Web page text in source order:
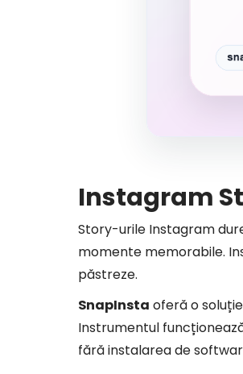
Instagram
Story-urile Instagram
momente memorabile.
păstreze.
SnapInsta oferă o
Instrumentul
fără instalarea de